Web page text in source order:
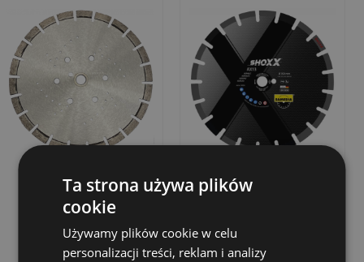
Ta strona używa plików
cookie
Używamy plików cookie w celu
personalizacji treści, reklam i analizy